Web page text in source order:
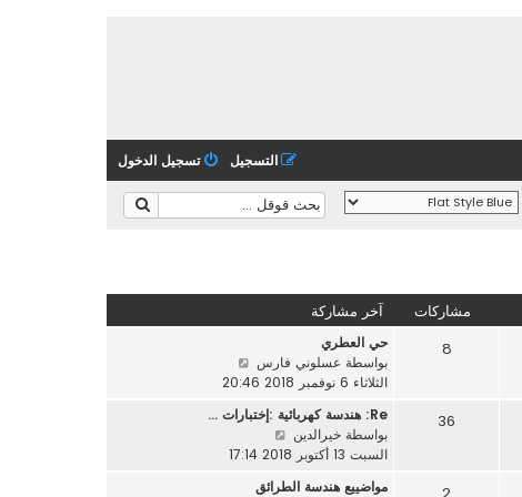
تسجيل الدخول التسجيل
مشاركات آخر مشاركة
8
حي العطري
بواسطة عسلوني فارس
ا
د
خ
الثلاثاء 6 نوفمبر 2018 20:46
36
Re: هندسة كهربائية :إختبارات …
بواسطة خيرالدين
ا
السبت 13 أكتوبر 2018 17:14
مواضييع هندسة الطرائق